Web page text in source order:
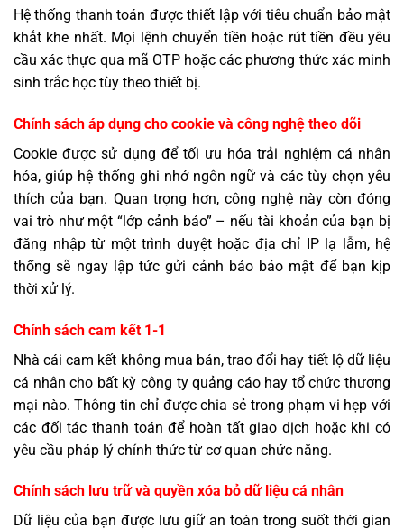
Hệ thống thanh toán được thiết lập với tiêu chuẩn bảo mật
khắt khe nhất. Mọi lệnh chuyển tiền hoặc rút tiền đều yêu
cầu xác thực qua mã OTP hoặc các phương thức xác minh
sinh trắc học tùy theo thiết bị.
Chính sách áp dụng cho cookie và công nghệ theo dõi
Cookie được sử dụng để tối ưu hóa trải nghiệm cá nhân
hóa, giúp hệ thống ghi nhớ ngôn ngữ và các tùy chọn yêu
thích của bạn. Quan trọng hơn, công nghệ này còn đóng
vai trò như một “lớp cảnh báo” – nếu tài khoản của bạn bị
đăng nhập từ một trình duyệt hoặc địa chỉ IP lạ lẫm, hệ
thống sẽ ngay lập tức gửi cảnh báo bảo mật để bạn kịp
thời xử lý.
Chính sách cam kết 1-1
Nhà cái cam kết không mua bán, trao đổi hay tiết lộ dữ liệu
cá nhân cho bất kỳ công ty quảng cáo hay tổ chức thương
mại nào. Thông tin chỉ được chia sẻ trong phạm vi hẹp với
các đối tác thanh toán để hoàn tất giao dịch hoặc khi có
yêu cầu pháp lý chính thức từ cơ quan chức năng.
Chính sách lưu trữ và quyền xóa bỏ dữ liệu cá nhân
Dữ liệu của bạn được lưu giữ an toàn trong suốt thời gian